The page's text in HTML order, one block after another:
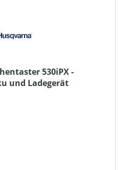
530iPX -
und Ladegerät